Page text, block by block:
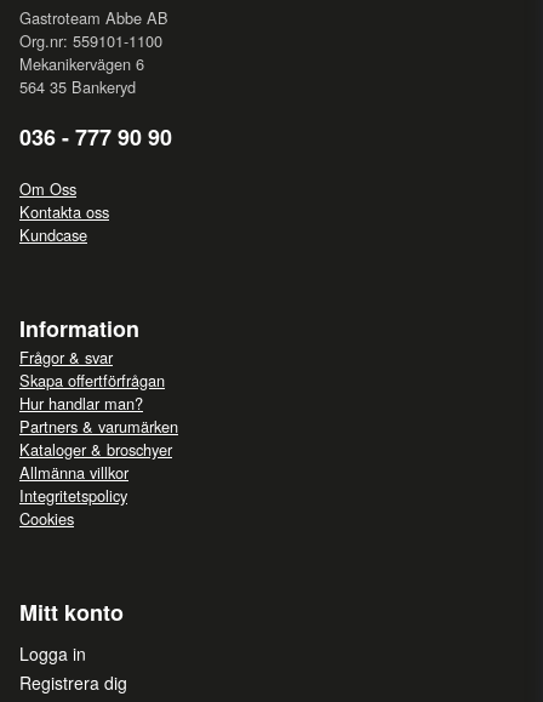
Gastroteam Abbe AB
Org.nr: 559101-1100
Mekanikervägen 6
564 35 Bankeryd
036 - 777 90 90
Om Oss
Kontakta oss
Kundcase
Information
Frågor & svar
Skapa offertförfrågan
Hur handlar man?
Partners & varumärken
Kataloger & broschyer
Allmänna villkor
Integritetspolicy
Cookies
Mitt konto
Logga in
Registrera dig